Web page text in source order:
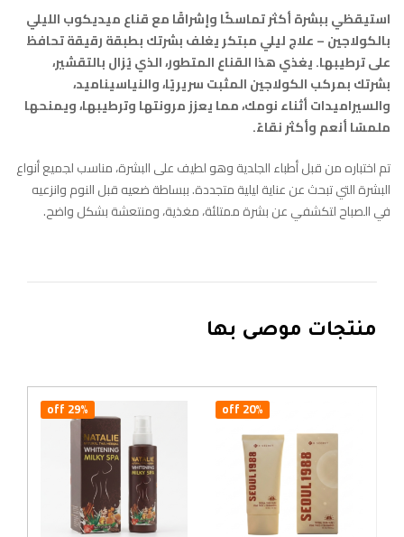
استيقظي ببشرة أكثر تماسكًا وإشراقًا مع قناع ميديكوب الليلي
بالكولاجين – علاج ليلي مبتكر يغلف بشرتك بطبقة رقيقة تحافظ
على ترطيبها. يغذي هذا القناع المتطور، الذي يُزال بالتقشير،
بشرتك بمركب الكولاجين المثبت سريريًا، والنياسيناميد،
والسيراميدات أثناء نومك، مما يعزز مرونتها وترطيبها، ويمنحها
ملمسًا أنعم وأكثر نقاءً.
تم اختباره من قبل أطباء الجلدية وهو لطيف على البشرة، مناسب لجميع أنواع
البشرة التي تبحث عن عناية ليلية متجددة. ببساطة ضعيه قبل النوم وانزعيه
في الصباح لتكشفي عن بشرة ممتلئة، مغذية، ومنتعشة بشكل واضح.
منتجات موصى بها
20% off
29% off